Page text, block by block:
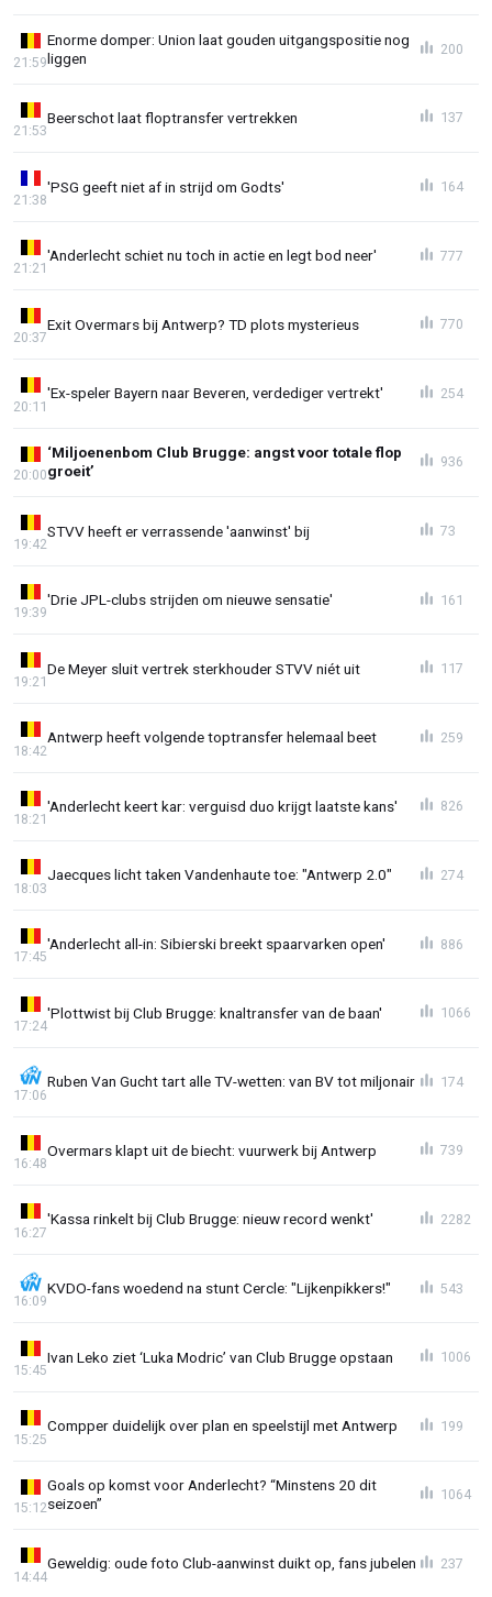
Enorme domper: Union laat gouden uitgangspositie nog
liggen
21:59
200
Beerschot laat floptransfer vertrekken
21:53
137
'PSG geeft niet af in strijd om Godts'
21:38
164
'Anderlecht schiet nu toch in actie en legt bod neer'
21:21
777
Exit Overmars bij Antwerp? TD plots mysterieus
20:37
770
'Ex-speler Bayern naar Beveren, verdediger vertrekt'
20:11
254
‘Miljoenenbom Club Brugge: angst voor totale flop
groeit’
20:00
936
STVV heeft er verrassende 'aanwinst' bij
19:42
73
'Drie JPL-clubs strijden om nieuwe sensatie'
19:39
161
De Meyer sluit vertrek sterkhouder STVV niét uit
19:21
117
Antwerp heeft volgende toptransfer helemaal beet
18:42
259
'Anderlecht keert kar: verguisd duo krijgt laatste kans'
18:21
826
Jaecques licht taken Vandenhaute toe: "Antwerp 2.0"
18:03
274
'Anderlecht all-in: Sibierski breekt spaarvarken open'
17:45
886
'Plottwist bij Club Brugge: knaltransfer van de baan'
17:24
1066
Ruben Van Gucht tart alle TV-wetten: van BV tot miljonair
17:06
174
Overmars klapt uit de biecht: vuurwerk bij Antwerp
16:48
739
'Kassa rinkelt bij Club Brugge: nieuw record wenkt'
16:27
2282
KVDO-fans woedend na stunt Cercle: "Lijkenpikkers!"
16:09
543
Ivan Leko ziet ‘Luka Modric’ van Club Brugge opstaan
15:45
1006
Compper duidelijk over plan en speelstijl met Antwerp
15:25
199
Goals op komst voor Anderlecht? “Minstens 20 dit
seizoen”
15:12
1064
Geweldig: oude foto Club-aanwinst duikt op, fans jubelen
14:44
237